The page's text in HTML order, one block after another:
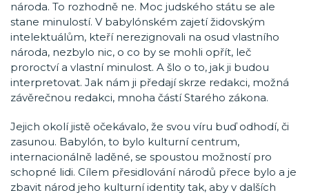
národa. To rozhodně ne. Moc judského státu se ale
stane minulostí. V babylónském zajetí židovským
intelektuálům, kteří nerezignovali na osud vlastního
národa, nezbylo nic, o co by se mohli opřít, leč
proroctví a vlastní minulost. A šlo o to, jak ji budou
interpretovat. Jak nám ji předají skrze redakci, možná
závěrečnou redakci, mnoha částí Starého zákona.
Jejich okolí jistě očekávalo, že svou víru buď odhodí, či
zasunou. Babylón, to bylo kulturní centrum,
internacionálně laděné, se spoustou možností pro
schopné lidi. Cílem přesidlování národů přece bylo a je
zbavit národ jeho kulturní identity tak, aby v dalších